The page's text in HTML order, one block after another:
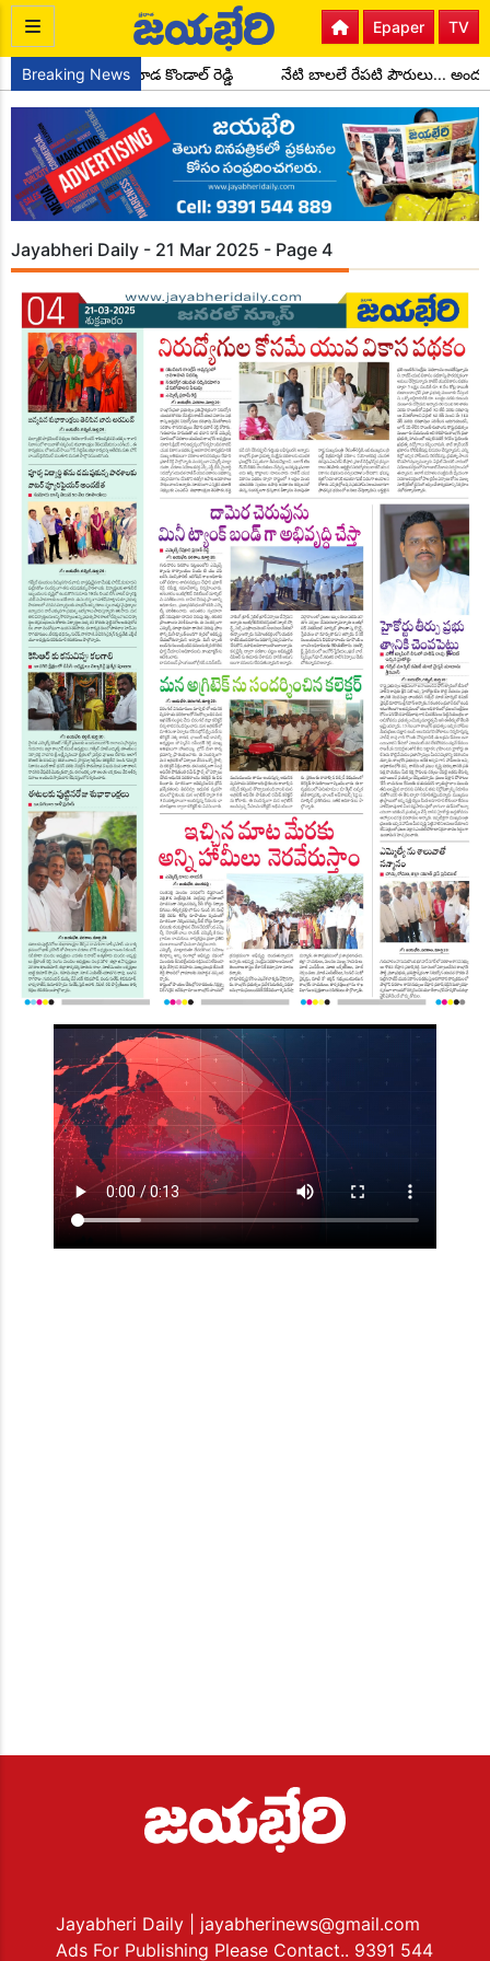
TV
Epaper
Breaking News
అధ్యక్షులుగా చాడ కొండాల్ రెడ్డి నేటి బాలలే రేపటి పౌరులు...
Jayabheri Daily - 21 Mar 2025 - Page 4
Jayabheri Daily
| jayabherinews@gmail.com
Ads For Publishing Please Contact.. 9391 544